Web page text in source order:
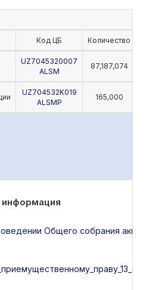
Код ЦБ Количество
UZ7045320007
ALSM
87,187,074
UZ704532K019
ALSMP
165,000
информация
Общего собрания